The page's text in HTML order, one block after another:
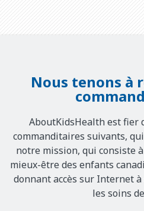
Nous tenons à
AboutKidsHealth est fier
commanditaires suivants,
notre mission, qui consiste
mieux-être des enfants
donnant accès sur Internet
les soins